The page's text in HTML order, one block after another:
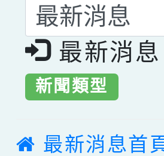
選擇後頁
最新消
新聞類型
最新消息首